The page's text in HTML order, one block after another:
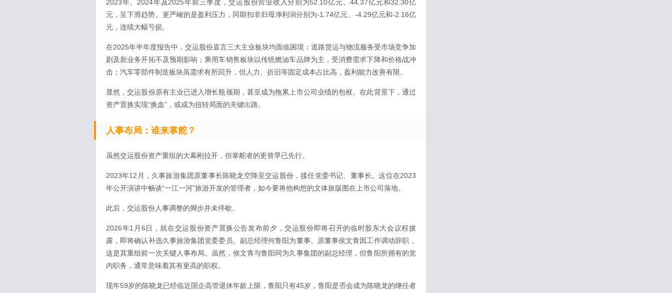
2023年、2024年及2025年前三季度，交运股份营业收入分别为52.10亿元、44.37亿元和32.30亿
元，呈下滑趋势。更严峻的是盈利压力，同期扣非归母净利润分别为-1.74亿元、-4.29亿元和-2.16亿
元，连续大幅亏损。
在2025年半年度报告中，交运股份直言三大主业板块均面临困境：道路货运与物流服务受市场竞争加
剧及新业务开拓不及预期影响；乘用车销售板块以传统燃油车品牌为主，受消费需求下降和价格战冲
击；汽车零部件制造板块虽需求有所回升，但人力、折旧等固定成本占比高，盈利能力改善有限。
显然，交运股份原有主业已进入增长瓶颈期，甚至成为拖累上市公司业绩的包袱。在此背景下，通过
资产置换实现“换血”，或成为扭转局面的关键出路。
人事布局：谁来掌舵？
虽然交运股份资产重组的大幕刚拉开，但掌舵者的更替早已先行。
2023年12月，久事旅游集团原董事长陈晓龙空降至交运股份，接任党委书记、董事长。这位在2023
年公开演讲中畅谈“一江一河”旅游开发的管理者，如今要将他构想的文体旅版图在上市公司落地。
此后，交运股份人事调整的脚步并未停歇。
2026年1月6日，就在交运股份资产置换公告发布前夕，交运股份即将召开的临时股东大会议程披
露，即将确认补选久事旅游集团党委委员、副总经理何鲁阳为董事。原董事侯文青因工作调动辞职，
这是其重组前一次关键人事布局。虽然，侯文青与鲁阳同为久事集团的副总经理，但鲁阳所拥有的党
内职务，通常意味着其有更高的职权。
现年59岁的陈晓龙已经临近国企高管退休年龄上限，鲁阳只有45岁，鲁阳是否会成为陈晓龙的继任者